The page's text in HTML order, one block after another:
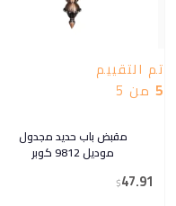
تم التقييم
5 من 5
مقبض باب حديد مجدول
موديل 9812 كوبر
$47.91